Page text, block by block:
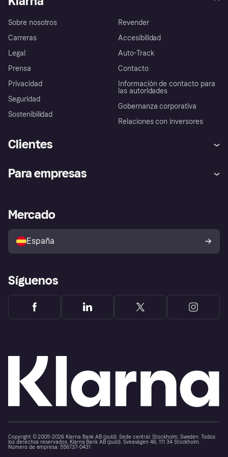
Sobre nosotros
Carreras
Legal
Prensa
Privacidad
Seguridad
Sostenibilidad
Revender
Accesibilidad
Auto-Track
Contacto
Información de contacto para
las autoridades
Gobernanza corporativa
Relaciones con inversores
Clientes
Inicio de sesión
Directorio de tiendas
Política de protección al
comprador de Klarna
Reclamaciones
Para empresas
Acceso empresas
Mercado
España
Síguenos
Copyright © 2005-2026 Klarna Bank AB (publ). Sede central: Stockholm, Sweden. Todos
los derechos reservados. Klarna Bank AB (publ). Sveavägen 46, 111 34 Stockholm.
Número de empresa: 556737-0431